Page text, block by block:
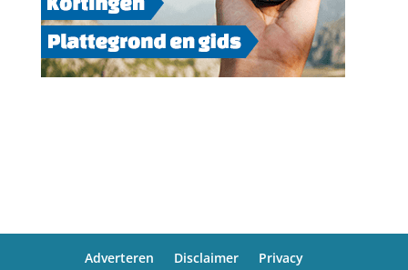
Adverteren Disclaimer Privacy